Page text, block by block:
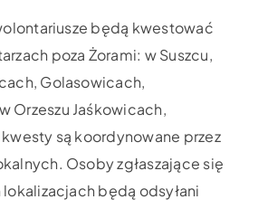
będą kwestować
poza Żorami: w Suszcu,
Golasowicach,
Orzeszu Jaśkowicach,
są koordynowane przez
Osoby zgłaszające się
będą odsyłani